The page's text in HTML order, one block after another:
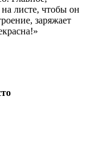
листе, чтобы он
заряжает